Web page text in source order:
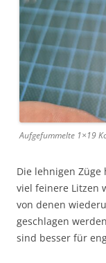
Aufgefummelte 1×19
Die lehnigen
viel feinere Litzen
von denen
geschlagen
sind besser für